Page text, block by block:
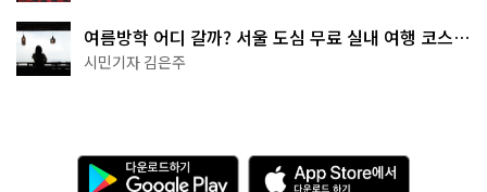
여름방학 어디 갈까? 서울 도심 무료 실내 여행 코스
추천
시민기자 김은주
다
운
A
p